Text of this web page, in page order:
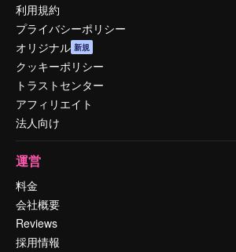
利用規約
プライバシーポリシー
オリジナル 新規
クッキーポリシー
トラストセンター
アフィリエイト
法人向け
運営
料金
会社概要
Reviews
採用情報